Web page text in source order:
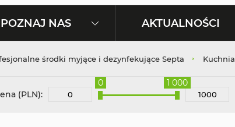
POZNAJ NAS AKTUALNOŚCI
środki myjące i dezynfekujące Septa Kuchnia
(PLN):
0 1 000